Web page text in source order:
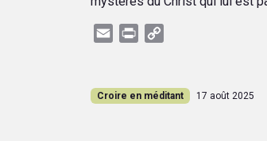
Email Print
Croire en méditant 17 août 2025